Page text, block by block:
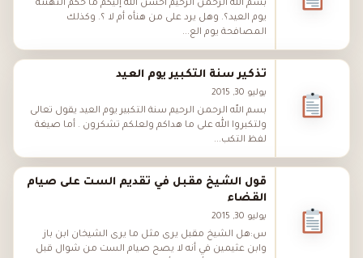
بسم الله الرحمن الرحيم أحسن الله إليكم ما حكم التهنئة
يوم العيد؟. وهل يرد على من هنأه أم لا ؟. وكذلك
المصافحة يوم الع...
تذكير سنة التكبير يوم العيد
يوليو 30, 2015
بسم الله الرحمن الرحيم سنة التكبير يوم العيد يقول تعالى
ولتكبروا الله على ما هداكم ولعلكم تشكرون . أما صيغة
لفظ التكب...
قول الشيخ مقبل في تقديم الست على صيام
القضاء
يوليو 30, 2015
س:هل الشيخ مقبل يرى مثل ما يرى الشيخان ابن باز
وابن عثيمين في أنه لا يصح صيام الست من شوال قبل